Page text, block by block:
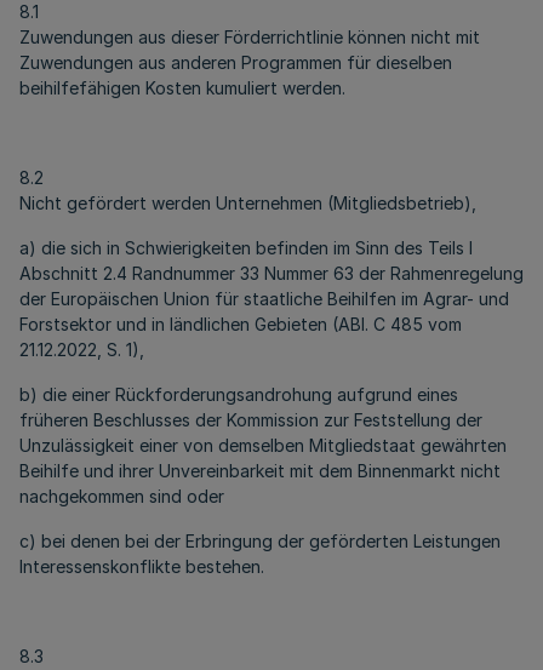
8.1
Zuwendungen aus dieser Förderrichtlinie können nicht mit
Zuwendungen aus anderen Programmen für dieselben
beihilfefähigen Kosten kumuliert werden.
8.2
Nicht gefördert werden Unternehmen (Mitgliedsbetrieb),
a) die sich in Schwierigkeiten befinden im Sinn des Teils I
Abschnitt 2.4 Randnummer 33 Nummer 63 der Rahmenregelung
der Europäischen Union für staatliche Beihilfen im Agrar- und
Forstsektor und in ländlichen Gebieten (ABl. C 485 vom
21.12.2022, S. 1),
b) die einer Rückforderungsandrohung aufgrund eines
früheren Beschlusses der Kommission zur Feststellung der
Unzulässigkeit einer von demselben Mitgliedstaat gewährten
Beihilfe und ihrer Unvereinbarkeit mit dem Binnenmarkt nicht
nachgekommen sind oder
c) bei denen bei der Erbringung der geförderten Leistungen
Interessenskonflikte bestehen.
8.3